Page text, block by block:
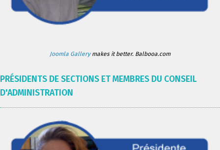
Joomla Gallerymakes it better. Balbooa.com
PRÉSIDENTS DE SECTIONS ET MEMBRES DU CONSEIL
D'ADMINISTRATION